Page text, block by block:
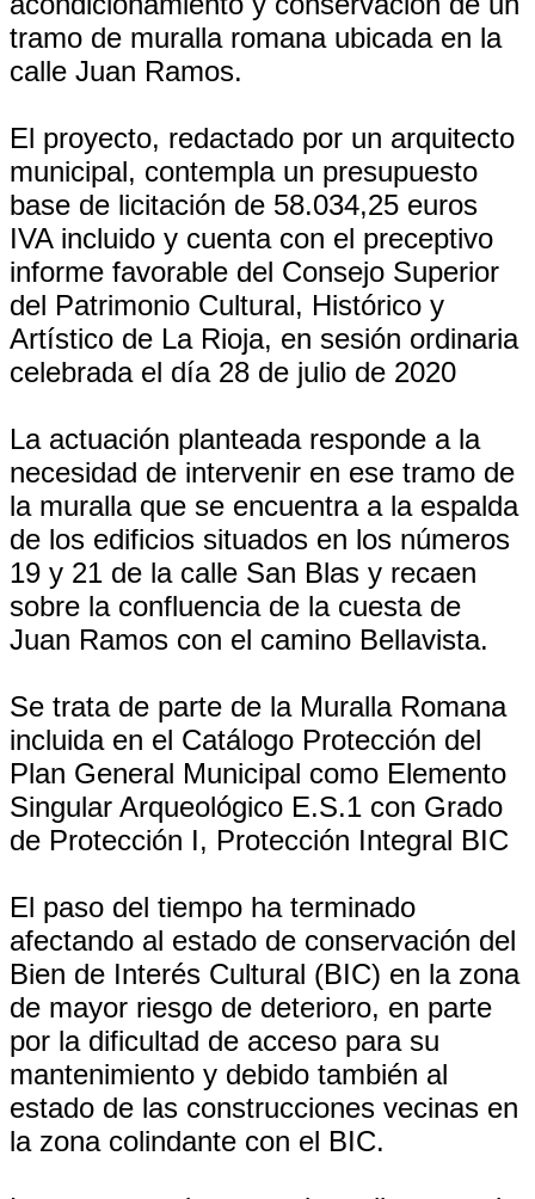
tramo de muralla romana ubicada en la
calle Juan Ramos.
El proyecto, redactado por un arquitecto
municipal, contempla un presupuesto
base de licitación de 58.034,25 euros
IVA incluido y cuenta con el preceptivo
informe favorable del Consejo Superior
del Patrimonio Cultural, Histórico y
Artístico de La Rioja, en sesión ordinaria
celebrada el día 28 de julio de 2020
La actuación planteada responde a la
necesidad de intervenir en ese tramo de
la muralla que se encuentra a la espalda
de los edificios situados en los números
19 y 21 de la calle San Blas y recaen
sobre la confluencia de la cuesta de
Juan Ramos con el camino Bellavista.
Se trata de parte de la Muralla Romana
incluida en el Catálogo Protección del
Plan General Municipal como Elemento
Singular Arqueológico E.S.1 con Grado
de Protección I, Protección Integral BIC
El paso del tiempo ha terminado
afectando al estado de conservación del
Bien de Interés Cultural (BIC) en la zona
de mayor riesgo de deterioro, en parte
por la dificultad de acceso para su
mantenimiento y debido también al
estado de las construcciones vecinas en
la zona colindante con el BIC.